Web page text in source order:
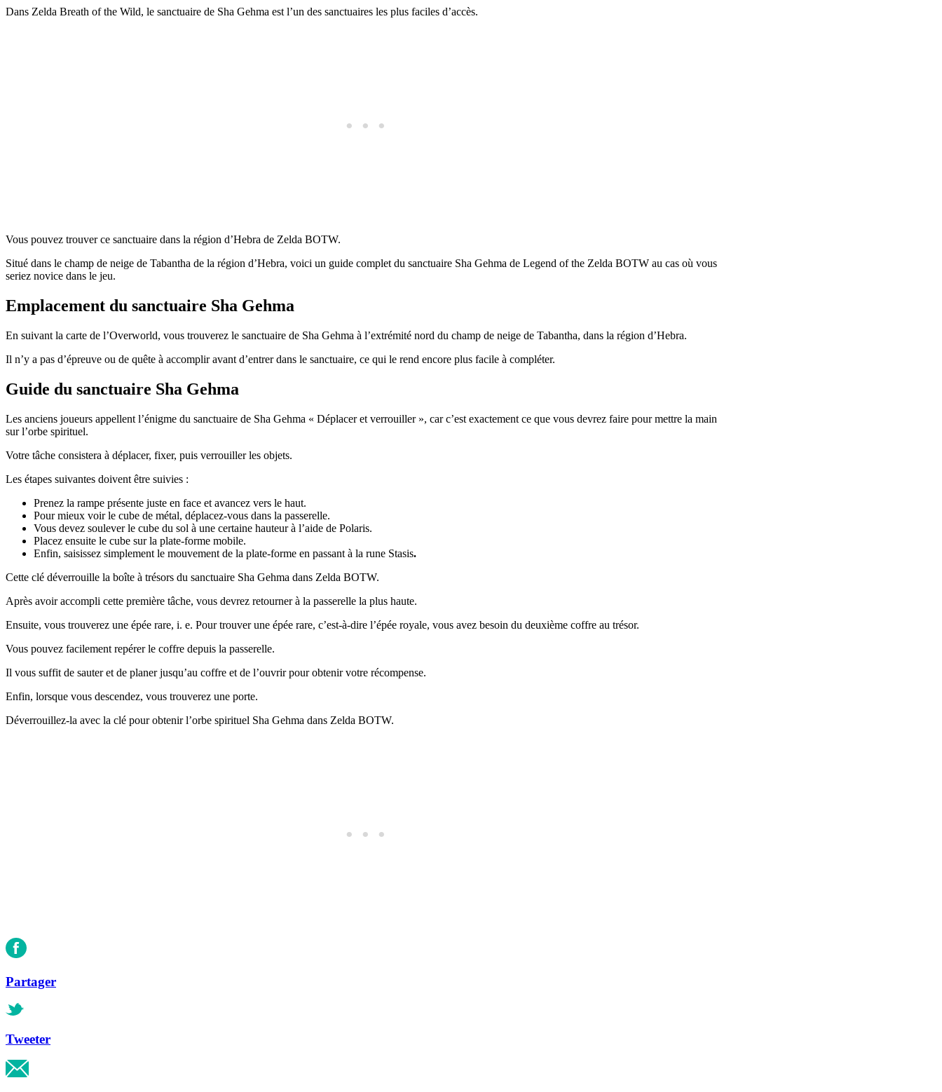
Dans Zelda Breath of the Wild, le sanctuaire de Sha Gehma est l’un des sanctuaires les plus faciles d’accès.
Vous pouvez trouver ce sanctuaire dans la région d’Hebra de Zelda BOTW.
Situé dans le champ de neige de Tabantha de la région d’Hebra, voici un guide complet du sanctuaire Sha Gehma de Legend of the Zelda BOTW au cas où vous
seriez novice dans le jeu.
Emplacement du sanctuaire Sha Gehma
En suivant la carte de l’Overworld, vous trouverez le sanctuaire de Sha Gehma à l’extrémité nord du champ de neige de Tabantha, dans la région d’Hebra.
Il n’y a pas d’épreuve ou de quête à accomplir avant d’entrer dans le sanctuaire, ce qui le rend encore plus facile à compléter.
Guide du sanctuaire Sha Gehma
Les anciens joueurs appellent l’énigme du sanctuaire de Sha Gehma « Déplacer et verrouiller », car c’est exactement ce que vous devrez faire pour mettre la main
sur l’orbe spirituel.
Votre tâche consistera à déplacer, fixer, puis verrouiller les objets.
Les étapes suivantes doivent être suivies :
Prenez la rampe présente juste en face et avancez vers le haut.
Pour mieux voir le cube de métal, déplacez-vous dans la passerelle.
Vous devez soulever le cube du sol à une certaine hauteur à l’aide de Polaris.
Placez ensuite le cube sur la plate-forme mobile.
Enfin, saisissez simplement le mouvement de la plate-forme en passant à la rune Stasis.
Cette clé déverrouille la boîte à trésors du sanctuaire Sha Gehma dans Zelda BOTW.
Après avoir accompli cette première tâche, vous devrez retourner à la passerelle la plus haute.
Ensuite, vous trouverez une épée rare, i. e. Pour trouver une épée rare, c’est-à-dire l’épée royale, vous avez besoin du deuxième coffre au trésor.
Vous pouvez facilement repérer le coffre depuis la passerelle.
Il vous suffit de sauter et de planer jusqu’au coffre et de l’ouvrir pour obtenir votre récompense.
Enfin, lorsque vous descendez, vous trouverez une porte.
Déverrouillez-la avec la clé pour obtenir l’orbe spirituel Sha Gehma dans Zelda BOTW.
Partager
Tweeter